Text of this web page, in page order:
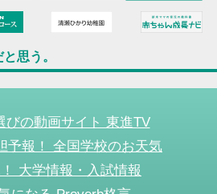
思う。
びの動画サイト 東進TV
予報！ 全国学校のお天気
大学情報・入試情報